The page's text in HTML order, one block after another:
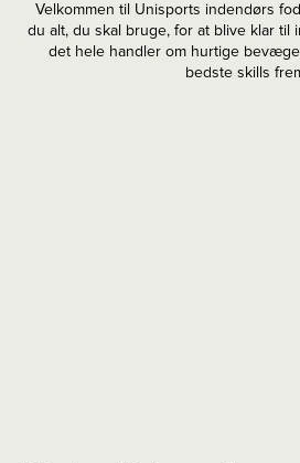
Velkommen til Unisports indendørs
du alt, du skal bruge, for at blive klar
det hele handler om hurtige
bedste skills